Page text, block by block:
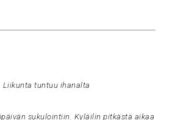
Liikunta tuntuu ihanalta
sukulointiin. Kyläilin pitkästä aikaa